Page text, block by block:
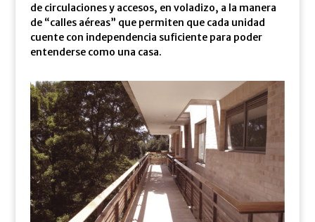
de circulaciones y accesos, en voladizo, a la manera
de “calles aéreas” que permiten que cada unidad
cuente con independencia suficiente para poder
entenderse como una casa.